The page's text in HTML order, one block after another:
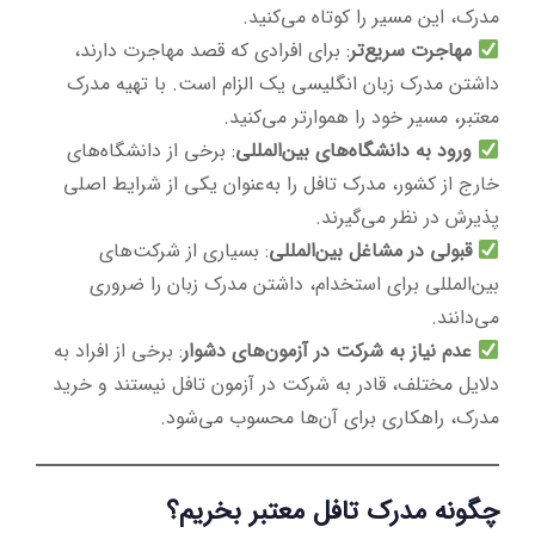
مدرک، این مسیر را کوتاه می‌کنید.
مهاجرت سریع‌تر: برای افرادی که قصد مهاجرت دارند،
داشتن مدرک زبان انگلیسی یک الزام است. با تهیه مدرک
معتبر، مسیر خود را هموارتر می‌کنید.
ورود به دانشگاه‌های بین‌المللی: برخی از دانشگاه‌های
خارج از کشور، مدرک تافل را به‌عنوان یکی از شرایط اصلی
پذیرش در نظر می‌گیرند.
قبولی در مشاغل بین‌المللی: بسیاری از شرکت‌های
بین‌المللی برای استخدام، داشتن مدرک زبان را ضروری
می‌دانند.
عدم نیاز به شرکت در آزمون‌های دشوار: برخی از افراد به
دلایل مختلف، قادر به شرکت در آزمون تافل نیستند و خرید
مدرک، راهکاری برای آن‌ها محسوب می‌شود.
چگونه مدرک تافل معتبر بخریم؟